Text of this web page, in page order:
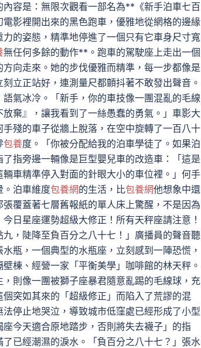
容是：無限次觀看一部名為**《新手泊車七百
影裡開出來的黑色跑車，優雅地從網格的邊緣
的姿態，精準地停進了一個只有它車身尺寸寬
無任何多餘的動作**。跑車的駕駛座上走出一個
向走來。她的步伐優雅而精準，每一步都像是
立正站好，連測量尺都顫抖著不敢發出聲音。
氣冰冷。「新手，你的車技像一團混亂的毛線
棄』，讓我看到了一絲愚蠢的勇氣。」車影大
殘的車子從牆上脫落，在空中旋轉了一百八十
包養度。「你被分配給我的泊車學徒了。如果泊
指旁邊一輛像是巨型嬰兒車的改造車：「這是
車精準停入對面的針眼大小的車位裡。」何手
。泊車維度包養網的生活，比包養網他想象中還
覆蓋著七層舊報紙的單人床上驚醒，不是因為
日星座運勢超級大修正！所有天秤座請注意！
，陡降至負百分之八十七！」廣播員的聲音聽
瓶，一個典型的水瓶座，立刻感到一陣恐慌，
棟、經營一家「平衡美學」咖啡館的林天秤。
則像一團被獅子座暴君隨意亂踢的毛線球，充
突如其來的「超級修正」而陷入了荒謬的混
停止地哭泣，導致城市低窪處已經形成了小型
今天適合原地踏步，否則將失去襪子」的指
已經潮濕的淚水。「負百分之八十七？」張水